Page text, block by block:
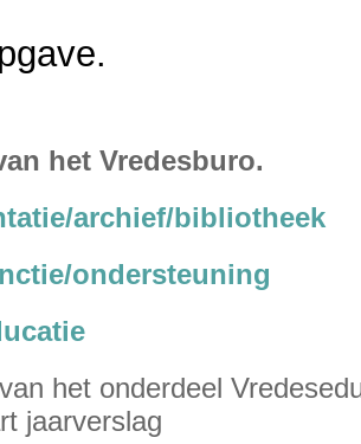
het Vredesburo.
archief/bibliotheek
ondersteuning
het onderdeel
jaarverslag